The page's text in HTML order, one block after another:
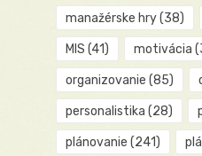
manažérske hry(38)
MIS (41) motivácia
organizovanie (85)
personalistika (28)
plánovanie (241)